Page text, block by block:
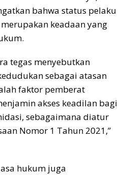
bahwa status pelaku
keadaan yang
tegas menyebutkan
sebagai atasan
faktor pemberat
akses keadilan bagi
sebagaimana diatur
Nomor 1 Tahun 2021,”
hukum juga